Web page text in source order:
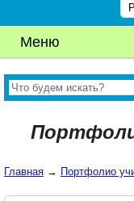
Меню
Главная → Портфолио